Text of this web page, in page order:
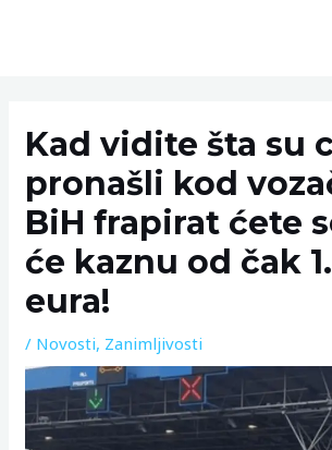
Kad vidite šta su
pronašli kod
BiH frapirat ćete
će kaznu od čak
eura!
/ Novosti, Zanimljivosti